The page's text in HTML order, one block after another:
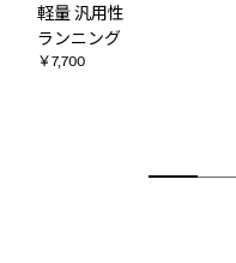
軽量 ​汎用性
ランニング
￥7,700